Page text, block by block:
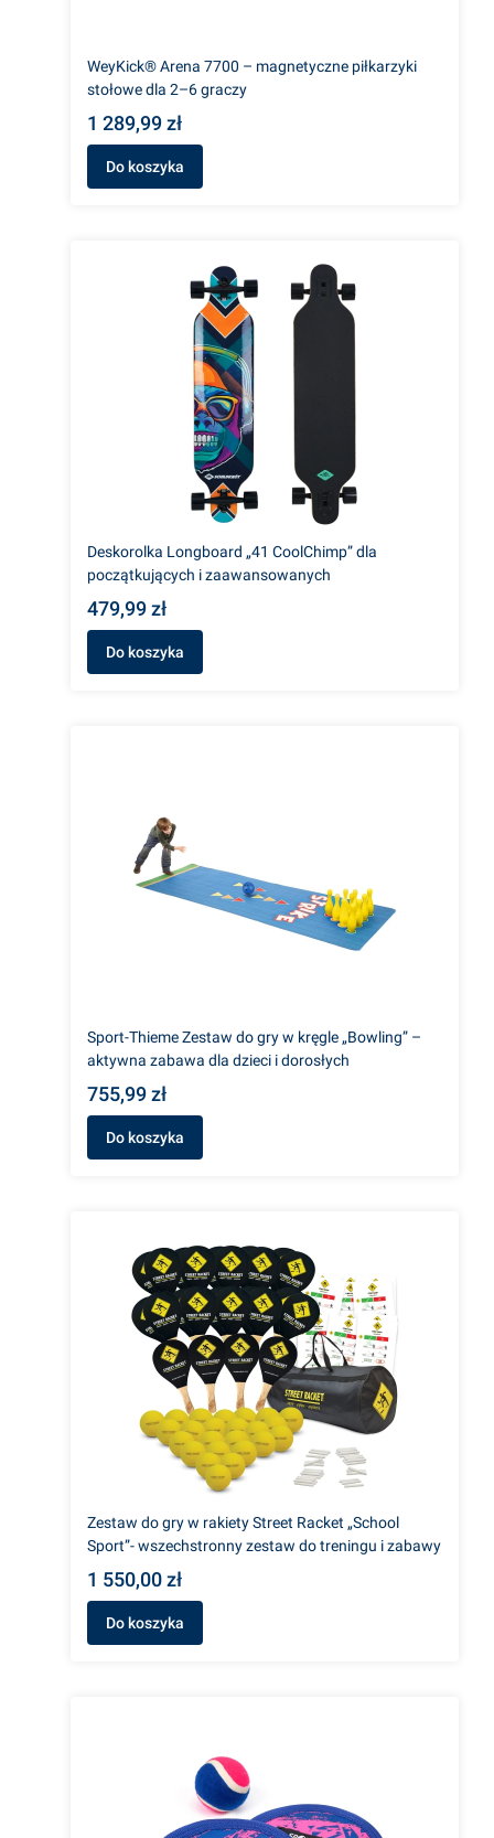
WeyKick® Arena 7700 – magnetyczne piłkarzyki
stołowe dla 2–6 graczy
1 289,99 zł
Do koszyka
Deskorolka Longboard „41 CoolChimp” dla
początkujących i zaawansowanych
479,99 zł
Do koszyka
Sport-Thieme Zestaw do gry w kręgle „Bowling” –
aktywna zabawa dla dzieci i dorosłych
755,99 zł
Do koszyka
Zestaw do gry w rakiety Street Racket „School
Sport”- wszechstronny zestaw do treningu i zabawy
1 550,00 zł
Do koszyka